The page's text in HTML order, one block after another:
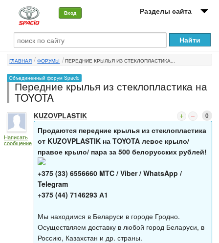
Вход Разделы сайта
О машине
Автоклуб
Форумы
Новости
ГЛАВНАЯ ФОРУМЫ ПЕРЕДНИЕ КРЫЛЬЯ ИЗ СТЕКЛОПЛАСТИКА...
Объединенный форум Spacio
Передние крылья из стеклопластика на
TOYOTA
Написать
сообщение
KUZOVPLASTIK 0
Продаются передние крылья из стеклопластика
от KUZOVPLASTIK на TOYOTA левое крыло/
правое крыло/ пара за 500 белорусских рублей!
+375 (33) 6556660 MTC / Viber / WhatsApp /
Telegram
+375 (44) 7146293 А1
Мы находимся в Беларуси в городе Гродно.
Осуществляем доставку в любой город Беларуси, в
Россию, Казахстан и др. страны.